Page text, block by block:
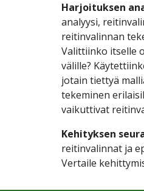
Harjoituksen
analyysi,
reitinvalinnan
Valittiinko itselle
välille?
jotain tiettyä
tekeminen
vaikuttivat
Kehityksen
reitinvalinnat ja
Vertaile